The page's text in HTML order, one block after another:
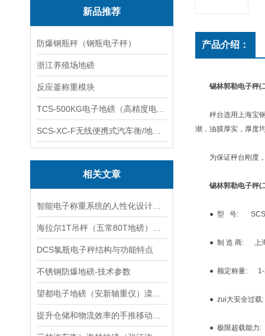
新品推荐
防爆钢瓶秤（钢瓶电子秤）
浙江养殖场地磅
反应釜称重模块
相关文章
DCS氯瓶电子秤结构与功能特点
不锈钢防爆地磅-技术参数
产品介绍：
锡林郭勒电子秤(
秤台选用上海宝钢
潮，油膜厚实，厚度
为保证秤台刚度，
锡林郭勒电子秤(
● 型 号: SCS
● 制 造 商: 上海
● 额定称量: 1-
● zui大安全过载:
● 极限超载能力: